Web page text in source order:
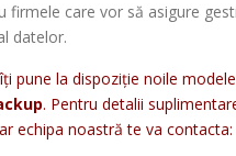
firmele care vor să asigure
datelor.
pune la dispoziție noile
. Pentru detalii
echipa noastră te va contacta: